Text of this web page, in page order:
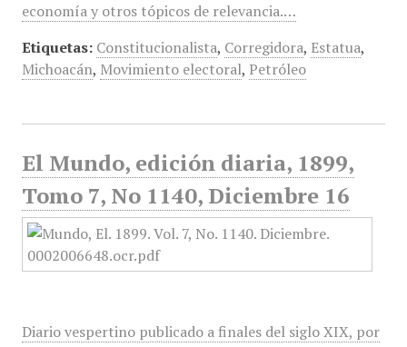
economía y otros tópicos de relevancia.…
Etiquetas: Constitucionalista, Corregidora, Estatua,
Michoacán, Movimiento electoral, Petróleo
El Mundo, edición diaria, 1899,
Tomo 7, No 1140, Diciembre 16
Diario vespertino publicado a finales del siglo XIX, por